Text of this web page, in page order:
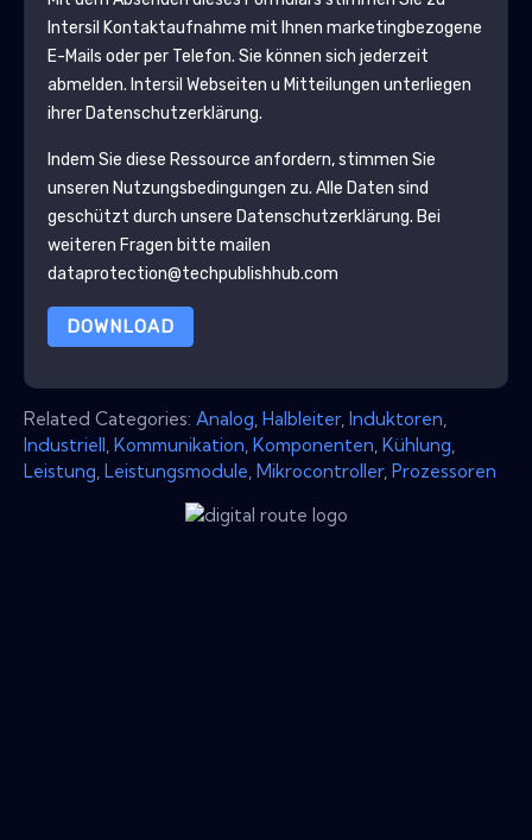
Intersil Kontaktaufnahme mit Ihnen marketingbezogene
E-Mails oder per Telefon. Sie können sich jederzeit
abmelden. Intersil Webseiten u Mitteilungen unterliegen
ihrer Datenschutzerklärung.
Indem Sie diese Ressource anfordern, stimmen Sie
unseren Nutzungsbedingungen zu. Alle Daten sind
geschützt durch unsere Datenschutzerklärung. Bei
weiteren Fragen bitte mailen
dataprotection@techpublishhub.com
DOWNLOAD
Related Categories: Analog Halbleiter, Induktoren
Industriell Kommunikation Komponenten Kühlung
Leistung Leistungsmodule Mikrocontroller, Prozessoren